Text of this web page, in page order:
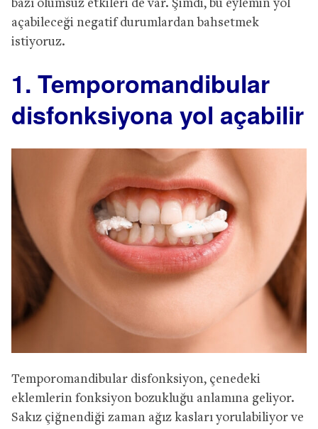
bazı olumsuz etkileri de var. Şimdi, bu eylemin yol
açabileceği negatif durumlardan bahsetmek
istiyoruz.
1. Temporomandibular
disfonksiyona yol açabilir
Temporomandibular disfonksiyon, çenedeki
eklemlerin fonksiyon bozukluğu anlamına geliyor.
Sakız çiğnendiği zaman ağız kasları yorulabiliyor ve